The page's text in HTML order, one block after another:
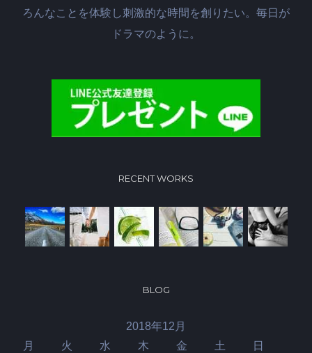
ろんなことを体験し刺激的な時間を創りたい。毎日が
ドラマのように。
RECENT WORKS
BLOG
2018年12月
月 火 水 木 金 土 日